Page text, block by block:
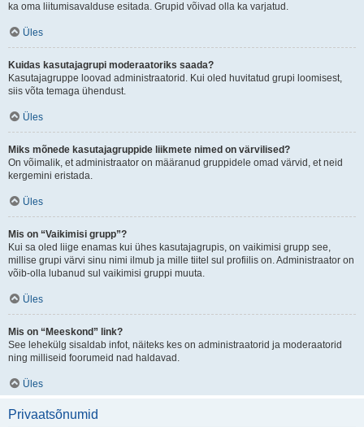
ka oma liitumisavalduse esitada. Grupid võivad olla ka varjatud.
Üles
Kuidas kasutajagrupi moderaatoriks saada?
Kasutajagruppe loovad administraatorid. Kui oled huvitatud grupi loomisest,
siis võta temaga ühendust.
Üles
Miks mõnede kasutajagruppide liikmete nimed on värvilised?
On võimalik, et administraator on määranud gruppidele omad värvid, et neid
kergemini eristada.
Üles
Mis on “Vaikimisi grupp”?
Kui sa oled liige enamas kui ühes kasutajagrupis, on vaikimisi grupp see,
millise grupi värvi sinu nimi ilmub ja mille tiitel sul profiilis on. Administraator on
võib-olla lubanud sul vaikimisi gruppi muuta.
Üles
Mis on “Meeskond” link?
See lehekülg sisaldab infot, näiteks kes on administraatorid ja moderaatorid
ning milliseid foorumeid nad haldavad.
Üles
Privaatsõnumid